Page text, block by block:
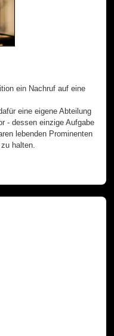
ein Nachruf auf eine
eine eigene Abteilung
- dessen einzige Aufgabe
lebenden Prominenten
halten.